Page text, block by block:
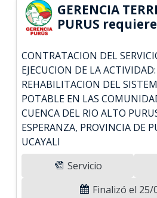
GERENCIA
PURUS
CONTRATACION DEL
EJECUCION DE LA
REHABILITACION DEL
POTABLE EN LAS
CUENCA DEL RIO ALTO
ESPERANZA, PROVINCIA DE
UCAYALI
Servicio
Finalizó el 25/